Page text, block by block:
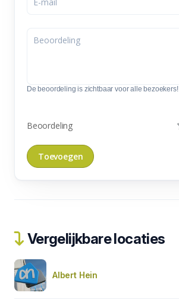
De beoordeling is zichtbaar voor alle bezoekers!
Beoordeling
Vergelijkbare locaties
Albert Hein